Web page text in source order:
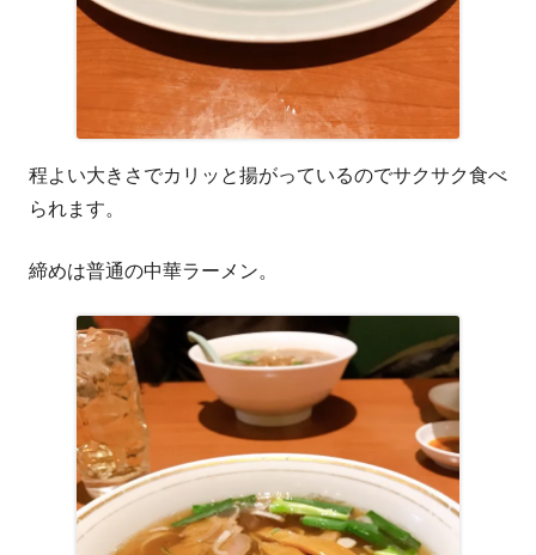
程よい大きさでカリッと揚がっているのでサクサク食べ
られます。
締めは普通の中華ラーメン。